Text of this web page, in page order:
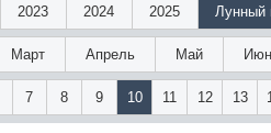
2023 2024 2025 Лунный
Март Апрель Май
7 8 9 10 11 12 13